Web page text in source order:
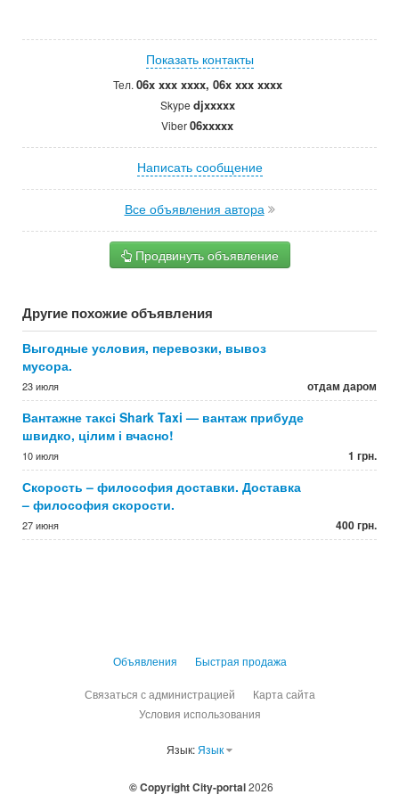
Показать контакты
Тел. 06x xxx xxxx, 06x xxx xxxx
Skype djxxxxx
Viber06xxxxx
Написать сообщение
Все объявления автора
Продвинуть объявление
Другие похожие объявления
Выгодные условия, перевозки, вывоз
мусора.
23 июля отдам даром
Вантажне таксі Shark Taxi — вантаж прибуде
швидко, цілим і вчасно!
10 июля 1 грн.
Скорость – философия доставки. Доставка
– философия скорости.
27 июня 400 грн.
Объявления Быстрая продажа
Связаться с администрацией
Карта сайта
Условия использования
Язык: Язык
© Copyright City-portal2026